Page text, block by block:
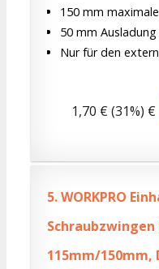
150 mm
50 mm
Nur für den
1,70 € (31%) €
5.WORKPRO
115mm/150mm,